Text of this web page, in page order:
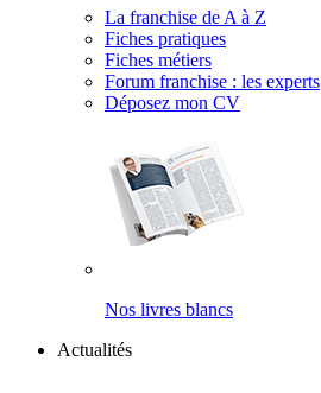
La franchise de A à Z
Fiches pratiques
Fiches métiers
Forum franchise : les experts
Déposez mon CV
Nos livres blancs
Actualités